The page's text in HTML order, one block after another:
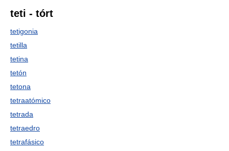
teti - tórt
tetigonia
tetilla
tetina
tetón
tetona
tetraatómico
tetrada
tetraedro
tetrafásico